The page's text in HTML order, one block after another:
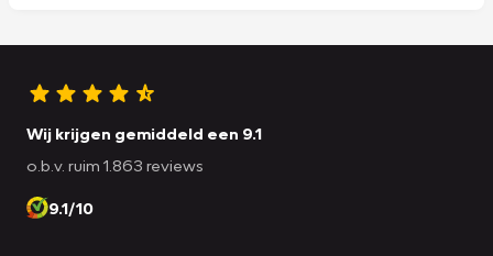
Wij krijgen gemiddeld een 9.1
o.b.v. ruim 1.863 reviews
9.1/10